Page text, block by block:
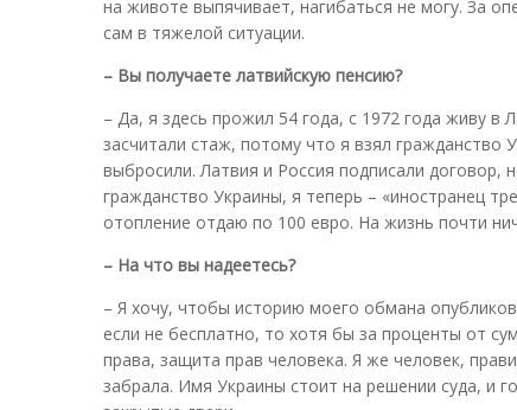
на животе выпячивает, нагибаться не могу. За
сам в тяжелой ситуации.
– Вы получаете латвийскую пенсию?
– Да, я здесь прожил 54 года, с 1972 года живу
засчитали стаж, потому что я взял
выбросили. Латвия и Россия подписали договор,
гражданство Украины, я теперь – «иностранец
отопление отдаю по 100 евро. На жизнь почти
– На что вы надеетесь?
– Я хочу, чтобы историю моего обмана
если не бесплатно, то хотя бы за проценты от
права, защита прав человека. Я же человек,
забрала. Имя Украины стоит на решении суда, и